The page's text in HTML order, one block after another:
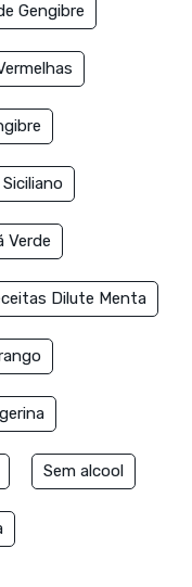
Gengibre
Verde
Dilute Menta
Sem alcool